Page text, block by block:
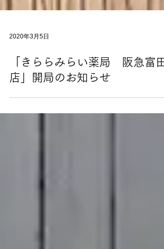
2020年3月5日
「きららみらい薬局 阪急富田
店」開局のお知らせ